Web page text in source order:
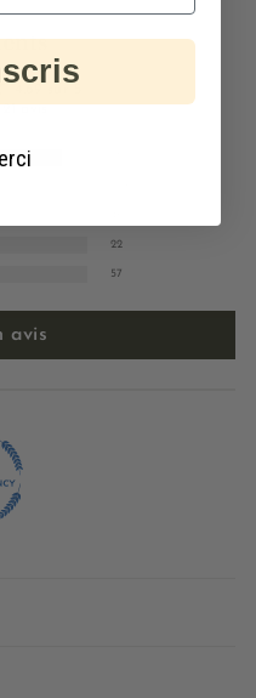
avis
22
57
avis